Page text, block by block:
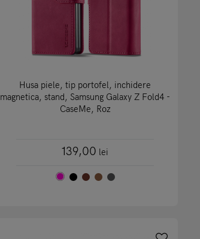
Husa piele, tip portofel, inchidere
magnetica, stand, Samsung Galaxy Z Fold4 -
CaseMe, Roz
139,00 lei